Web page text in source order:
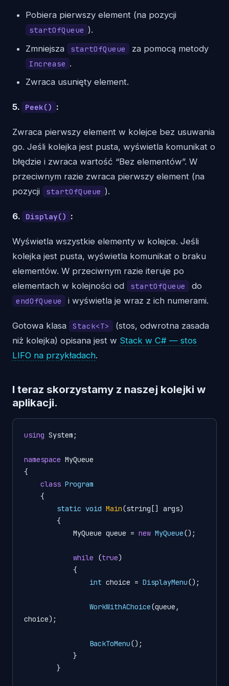
Pobiera pierwszy element (na pozycji
startOfQueue ).
Zmniejsza
startOfQueue za pomocą metody
Increase .
Zwraca usunięty element.
5. Peek() :
Zwraca pierwszy element w kolejce bez usuwania
go. Jeśli kolejka jest pusta, wyświetla komunikat o
błędzie i zwraca wartość “Bez elementów”. W
przeciwnym razie zwraca pierwszy element (na
pozycji
startOfQueue ).
6. Display() :
Wyświetla wszystkie elementy w kolejce. Jeśli
kolejka jest pusta, wyświetla komunikat o braku
elementów. W przeciwnym razie iteruje po
elementach w kolejności od
startOfQueue do
endOfQueue i wyświetla je wraz z ich numerami.
Gotowa klasa Stack<T>
(stos, odwrotna zasada
niż kolejka) opisana jest w Stack w C# — stos
LIFO na przykładach.
I teraz skorzystamy z naszej kolejki w
aplikacji.
using System;
namespace MyQueue
{
class Program
static void Main(string[] args)
{
            MyQueue queue =
new MyQueue();
while (true)
int choice = DisplayMenu();
WorkWithAChoice(queue,
choice);
BackToMenu();